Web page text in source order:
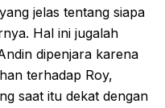
jelas tentang siapa
Hal ini jugalah
dipenjara karena
terhadap Roy,
saat itu dekat dengan